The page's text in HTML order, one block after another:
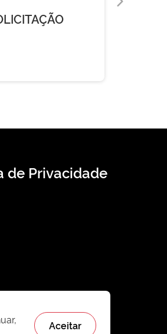
de Privacidade
Aceitar